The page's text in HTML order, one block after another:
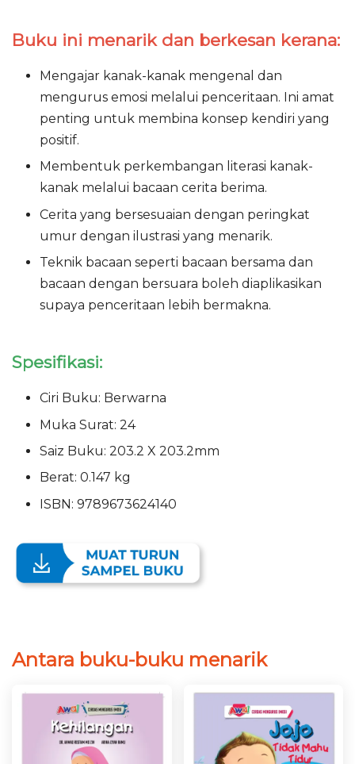
Buku ini menarik dan berkesan kerana:
Mengajar kanak-kanak mengenal dan
mengurus emosi melalui penceritaan. Ini amat
penting untuk membina konsep kendiri yang
positif.
Membentuk perkembangan literasi kanak-
kanak melalui bacaan cerita berima.
Cerita yang bersesuaian dengan peringkat
umur dengan ilustrasi yang menarik.
Teknik bacaan seperti bacaan bersama dan
bacaan dengan bersuara boleh diaplikasikan
supaya penceritaan lebih bermakna.
Spesifikasi:
Ciri Buku: Berwarna
Muka Surat: 24
Saiz Buku: 203.2 X 203.2mm
Berat: 0.147 kg
ISBN: 9789673624140
Antara buku-buku menarik